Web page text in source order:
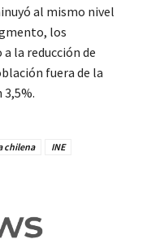
al mismo nivel
los
la reducción de
fuera de la
chilena
INE